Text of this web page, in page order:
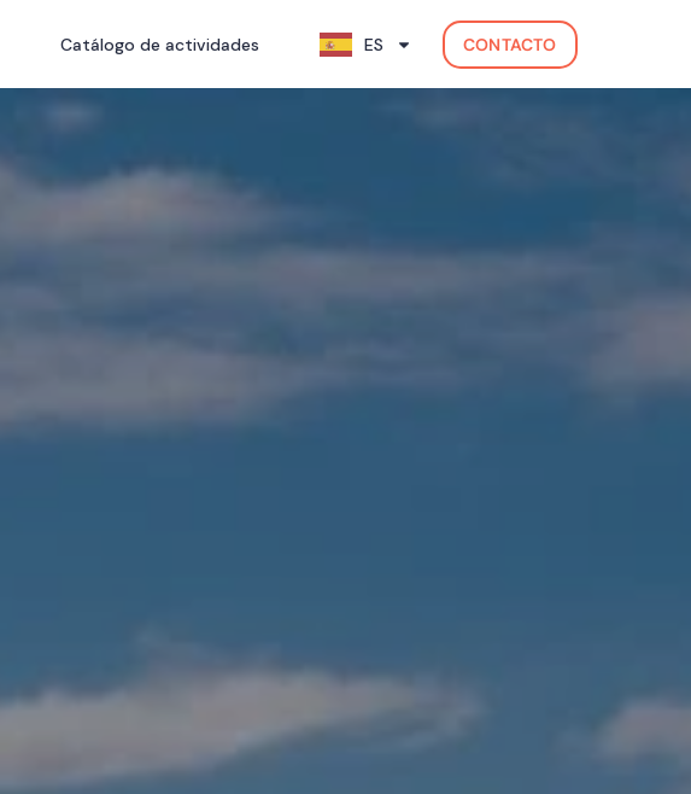
CONTACTO
Catálogo de actividades ES